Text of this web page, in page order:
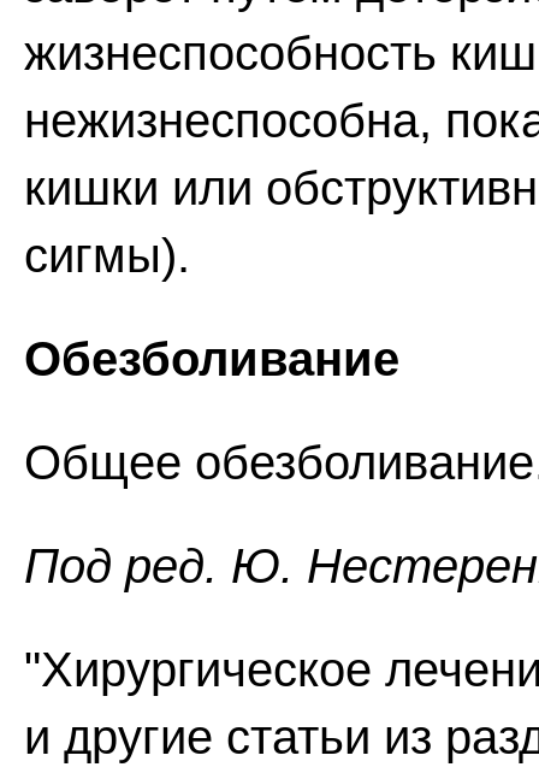
жизнеспособность
нежизнеспособна,
кишки или
сигмы).
Обезболивание
Общее
Под ред. Ю.
"Хирургическое
и другие статьи из